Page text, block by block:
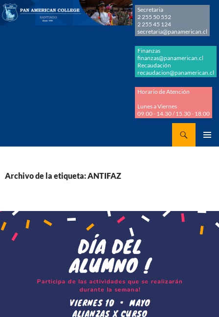
Secretaria
2 255 50 552
2 255 45 124
secretaria@panamerican.cl
Finanzas
finanzas@panamerican.cl
Recaudación
recaudacion@panamerican.cl
Horario de Atención
Lunes a Viernes
09.00 - 14.30 / 15.30 - 18.00
Archivo de la etiqueta: ANTIFAZ